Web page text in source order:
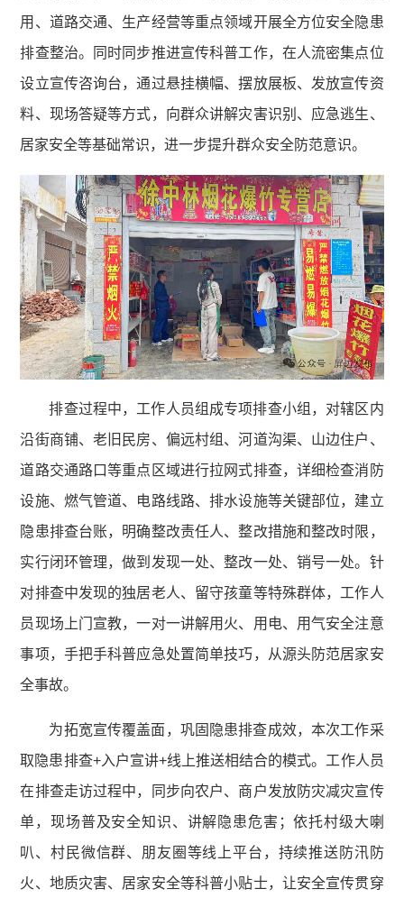
用、道路交通、生产经营等重点领域开展全方位安全隐患
排查整治。同时同步推进宣传科普工作，在人流密集点位
设立宣传咨询台，通过悬挂横幅、摆放展板、发放宣传资
料、现场答疑等方式，向群众讲解灾害识别、应急逃生、
居家安全等基础常识，进一步提升群众安全防范意识。
排查过程中，工作人员组成专项排查小组，对辖区内
沿街商铺、老旧民房、偏远村组、河道沟渠、山边住户、
道路交通路口等重点区域进行拉网式排查，详细检查消防
设施、燃气管道、电路线路、排水设施等关键部位，建立
隐患排查台账，明确整改责任人、整改措施和整改时限，
实行闭环管理，做到发现一处、整改一处、销号一处。针
对排查中发现的独居老人、留守孩童等特殊群体，工作人
员现场上门宣教，一对一讲解用火、用电、用气安全注意
事项，手把手科普应急处置简单技巧，从源头防范居家安
全事故。
为拓宽宣传覆盖面，巩固隐患排查成效，本次工作采
取隐患排查+入户宣讲+线上推送相结合的模式。工作人员
在排查走访过程中，同步向农户、商户发放防灾减灾宣传
单，现场普及安全知识、讲解隐患危害；依托村级大喇
叭、村民微信群、朋友圈等线上平台，持续推送防汛防
火、地质灾害、居家安全等科普小贴士，让安全宣传贯穿